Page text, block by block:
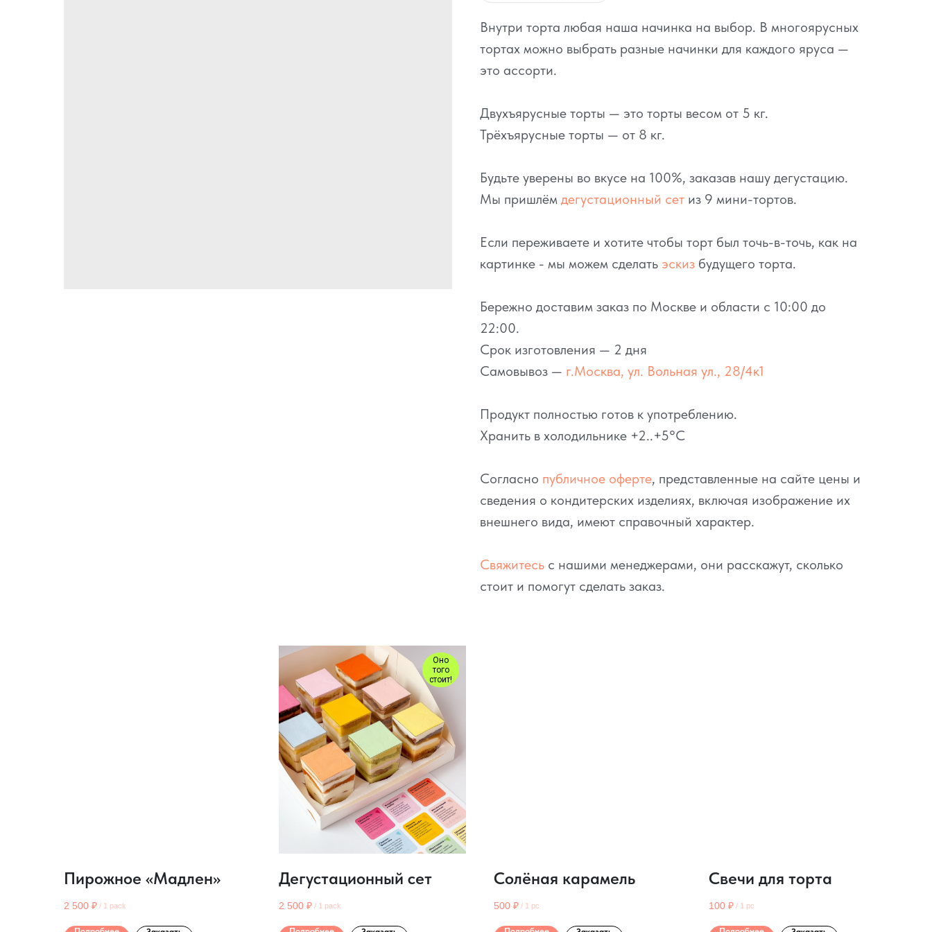
Внутри торта любая наша начинка на выбор. В многоярусных
тортах можно выбрать разные начинки для каждого яруса —
это ассорти.
Двухъярусные торты — это торты весом от 5 кг.
Трёхъярусные торты — от 8 кг.
Будьте уверены во вкусе на 100%, заказав нашу дегустацию.
Мы пришлём дегустационный сет из 9 мини-тортов.
Если переживаете и хотите чтобы торт был точь-в-точь, как на
картинке - мы можем сделать эскиз будущего торта.
Бережно доставим заказ по Москве и области с 10:00 до
22:00.
Срок изготовления — 2 дня
Самовывоз — г.Москва, ул. Вольная ул., 28/4к1
Продукт полностью готов к употреблению.
Хранить в холодильнике +2..+5°C
Согласно публичное оферте, представленные на сайте цены и
сведения о кондитерских изделиях, включая изображение их
внешнего вида, имеют справочный характер.
Свяжитесь с нашими менеджерами, они расскажут, сколько
стоит и помогут сделать заказ.
Пирожное «Мадлен»
2 500 ₽ / 1 pack
Оно
того
стоит!
Дегустационный сет
2 500 ₽ / 1 pack
Солёная карамель
500 ₽ / 1 pc
Свечи для торта
100 ₽ / 1 pc